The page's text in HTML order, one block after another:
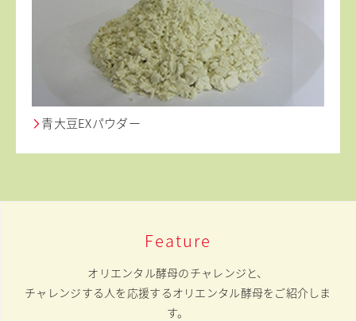
青大豆EXパウダー
Feature
オリエンタル酵母のチャレンジと、
チャレンジする人を応援するオリエンタル酵母をご紹介しま
す。